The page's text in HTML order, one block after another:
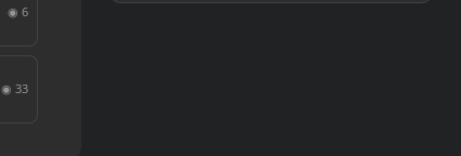
◉ 6
◉ 33